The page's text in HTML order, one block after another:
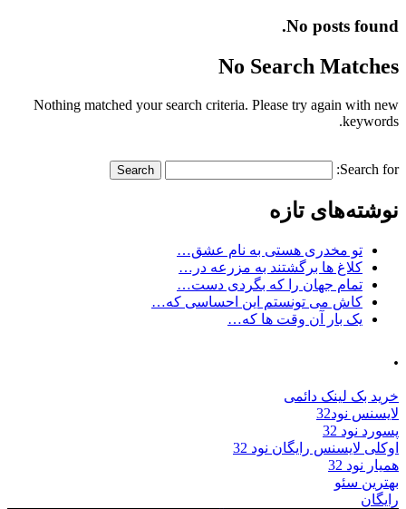
No posts found.
No Search Matches
Nothing matched your search criteria. Please try again with new
keywords.
Search for:
نوشته‌های تازه
تو مخدری هستی به نام عشق…
کلاغ ها برگشتند به مزرعه در…
تمام جهان را که بگردی دست…
کاش می تونستم این احساسی که…
یک بار آن وقت ها که…
.
خرید بک لینک دائمی
لایسنس نود32
پسورد نود 32
اوکلی لایسنس رایگان نود 32
همیار نود 32
بهترین سئو
رایگان